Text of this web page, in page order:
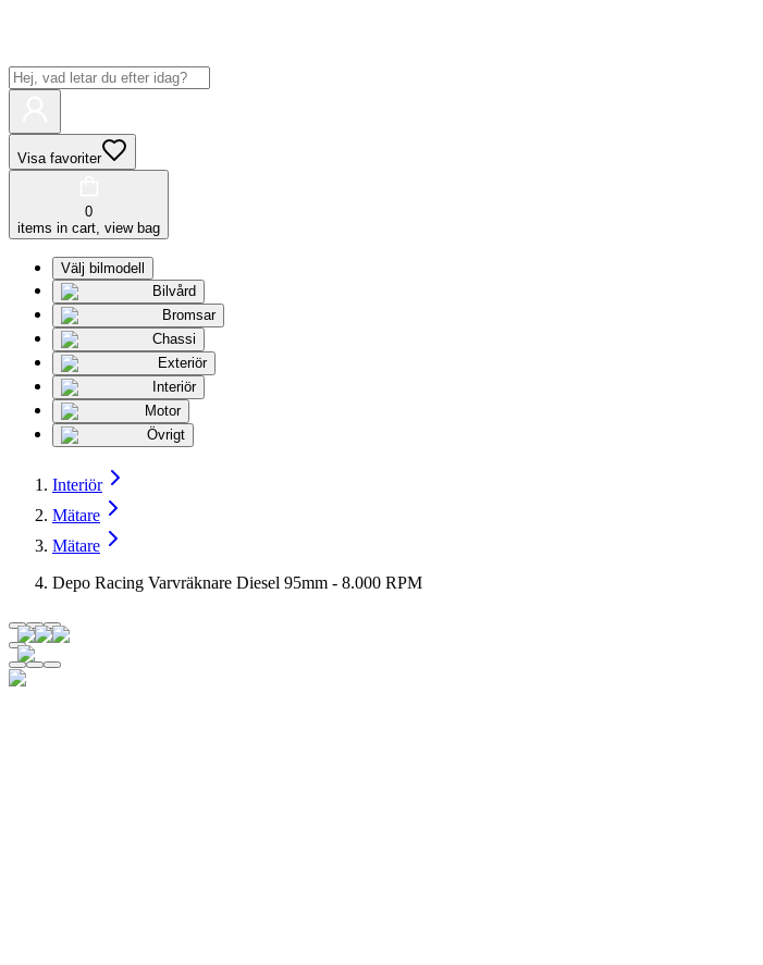
Visa favoriter
0
items in cart, view bag
Välj bilmodell
Bilvård
Bromsar
Chassi
Exteriör
Interiör
Motor
Övrigt
Interiör
Mätare
Mätare
Depo Racing Varvräknare Diesel 95mm - 8.000 RPM